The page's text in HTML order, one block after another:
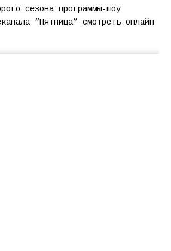
сезона программы-шоу
“Пятница” смотреть онлайн